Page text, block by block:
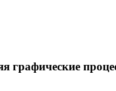
графические